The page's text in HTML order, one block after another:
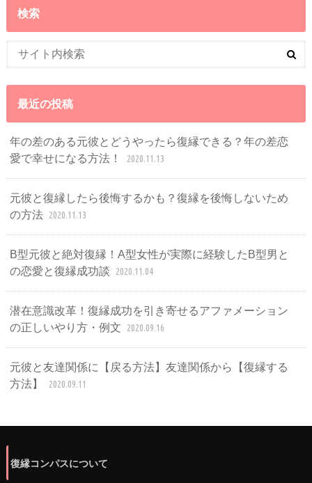
検索
最近の投稿
年の差のある元彼とどうやったら復縁できる？年の差恋
愛で幸せになる方法！
2020.11.13
元彼と復縁したら後悔するかも？復縁を後悔しないため
の方法 2020.11.13
B型元彼と絶対復縁！A型女性が実際に経験したB型男と
の恋愛と復縁成功談
2020.11.04
潜在意識改革！復縁成功を引き寄せるアファメーション
の正しいやり方・例文
2020.09.16
元彼と友達関係に【戻る方法】友達関係から【復縁する
方法】
2020.09.11
復縁コンパスについて